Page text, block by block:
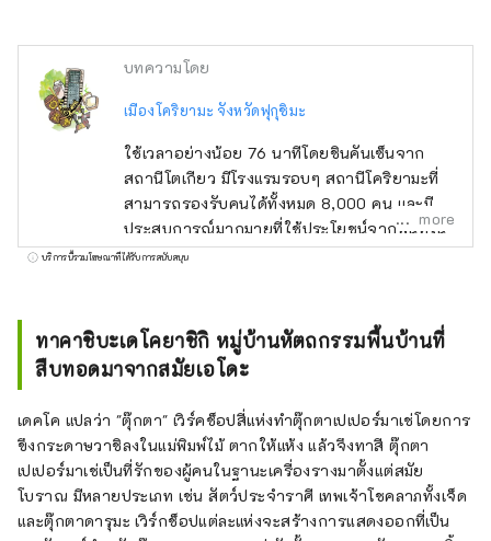
บทความโดย
เมืองโคริยามะ จังหวัดฟุกุชิมะ
ใช้เวลาอย่างน้อย 76 นาทีโดยชินคันเซ็นจาก
สถานีโตเกียว มีโรงแรมรอบๆ สถานีโคริยามะที่
สามารถรองรับคนได้ทั้งหมด 8,000 คน และมี
ประสบการณ์มากมายที่ใช้ประโยชน์จากพื้นที่ใน
เมือง คุณยังสามารถเพลิดเพลินกับเนื้อหายาม
เคลื่อนตัวไปทางเหนือ ใต้ ตะวันออก และตะวัน
ตก ในเมืองโคริยามะซึ่งได้รับการพัฒนาโดยการ
ตักน้ำจากทะเลสาบอินาวาชิโระซึ่งเป็นอุทยาน
แห่งชาติด้วย มีทิวทัศน์ธรรมชาติ เช่น ดอก
ซากุระที่เก่าแก่ที่สุดของญี่ปุ่น และยังได้รับการ
ยอมรับว่าเป็นเรื่องราวของมรดกของญี่ปุ่น คุณ
สามารถเพลิดเพลินกับวัฒนธรรมอาหารและ
กิจกรรมต่างๆ เช่น เป็นสาเกและการหมัก คุณ
สามารถสัมผัสได้ เรารอคอยการมาเยือนของคุณ
more
บริการนี้รวมโฆษณาที่ได้รับการสนับสนุน
ทาคาชิบะเดโคยาชิกิ หมู่บ้านหัตถกรรมพื้นบ้านที่
สืบทอดมาจากสมัยเอโดะ
เดคโค แปลว่า "ตุ๊กตา" เวิร์คช็อปสี่แห่งทำตุ๊กตาเปเปอร์มาเช่โดยการ
ขึงกระดาษวาชิลงในแม่พิมพ์ไม้ ตากให้แห้ง แล้วจึงทาสี ตุ๊กตา
เปเปอร์มาเช่เป็นที่รักของผู้คนในฐานะเครื่องรางมาตั้งแต่สมัย
โบราณ มีหลายประเภท เช่น สัตว์ประจำราศี เทพเจ้าโชคลาภทั้งเจ็ด
และตุ๊กตาดารุมะ เวิร์กช็อปแต่ละแห่งจะสร้างการแสดงออกที่เป็น